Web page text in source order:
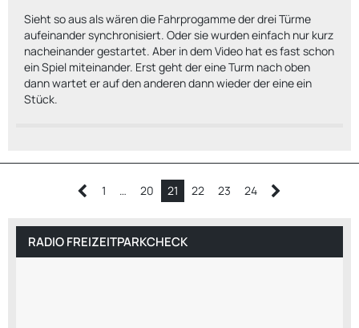
Sieht so aus als wären die Fahrprogamme der drei Türme
aufeinander synchronisiert. Oder sie wurden einfach nur kurz
nacheinander gestartet. Aber in dem Video hat es fast schon
ein Spiel miteinander. Erst geht der eine Turm nach oben
dann wartet er auf den anderen dann wieder der eine ein
Stück.
1 … 20 21 22 23 24
RADIO FREIZEITPARKCHECK